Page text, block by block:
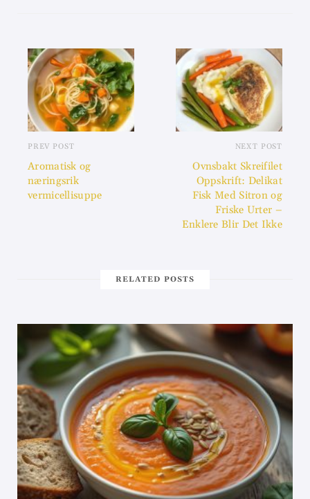
PREV POST
Aromatisk og
næringsrik
vermicellisuppe
NEXT POST
Ovnsbakt Skreifilet
Oppskrift: Delikat
Fisk Med Sitron og
Friske Urter –
Enklere Blir Det Ikke
RELATED POSTS